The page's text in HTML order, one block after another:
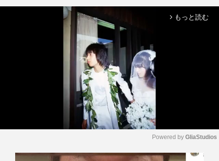
arrow_forward_ios もっと読む
M
Powered by GliaStudios